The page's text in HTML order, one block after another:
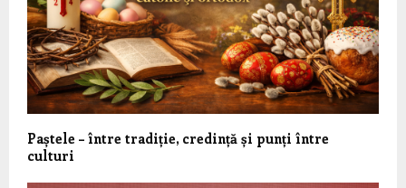
Paștele – între tradiție, credință și punți între
culturi